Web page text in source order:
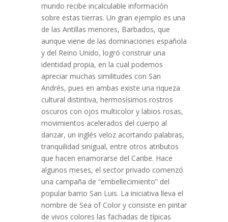
mundo recibe incalculable información
sobre estas tierras. Un gran ejemplo es una
de las Antillas menores, Barbados, que
aunque viene de las dominaciones española
y del Reino Unido, logró construir una
identidad propia, en la cual podemos
apreciar muchas similitudes con San
Andrés, pues en ambas existe una riqueza
cultural distintiva, hermosísimos rostros
oscuros con ojos multicolor y labios rosas,
movimientos acelerados del cuerpo al
danzar, un inglés veloz acortando palabras,
tranquilidad sinigual, entre otros atributos
que hacen enamorarse del Caribe. Hace
algunos meses, el sector privado comenzó
una campaña de “embellecimiento” del
popular barrio San Luis. La iniciativa lleva el
nombre de Sea of Color y consiste en pintar
de vivos colores las fachadas de típicas